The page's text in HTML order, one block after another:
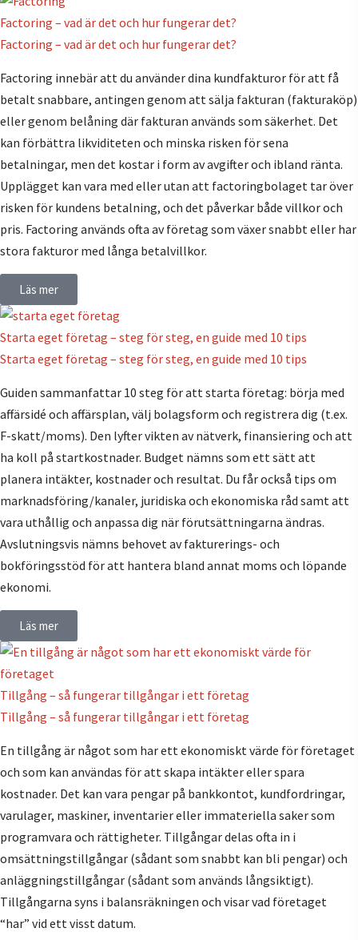
Factoring – vad är det och hur fungerar det?
Factoring – vad är det och hur fungerar det?
Factoring innebär att du använder dina kundfakturor för att få
betalt snabbare, antingen genom att sälja fakturan (fakturaköp)
eller genom belåning där fakturan används som säkerhet. Det
kan förbättra likviditeten och minska risken för sena
betalningar, men det kostar i form av avgifter och ibland ränta.
Upplägget kan vara med eller utan att factoringbolaget tar över
risken för kundens betalning, och det påverkar både villkor och
pris. Factoring används ofta av företag som växer snabbt eller har
stora fakturor med långa betalvillkor.
Läs mer
Starta eget företag – steg för steg, en guide med 10 tips
Starta eget företag – steg för steg, en guide med 10 tips
Guiden sammanfattar 10 steg för att starta företag: börja med
affärsidé och affärsplan, välj bolagsform och registrera dig (t.ex.
F-skatt/moms). Den lyfter vikten av nätverk, finansiering och att
ha koll på startkostnader. Budget nämns som ett sätt att
planera intäkter, kostnader och resultat. Du får också tips om
marknadsföring/kanaler, juridiska och ekonomiska råd samt att
vara uthållig och anpassa dig när förutsättningarna ändras.
Avslutningsvis nämns behovet av fakturerings- och
bokföringsstöd för att hantera bland annat moms och löpande
ekonomi.
Läs mer
Tillgång – så fungerar tillgångar i ett företag
Tillgång – så fungerar tillgångar i ett företag
En tillgång är något som har ett ekonomiskt värde för företaget
och som kan användas för att skapa intäkter eller spara
kostnader. Det kan vara pengar på bankkontot, kundfordringar,
varulager, maskiner, inventarier eller immateriella saker som
programvara och rättigheter. Tillgångar delas ofta in i
omsättningstillgångar (sådant som snabbt kan bli pengar) och
anläggningstillgångar (sådant som används långsiktigt).
Tillgångarna syns i balansräkningen och visar vad företaget
“har” vid ett visst datum.